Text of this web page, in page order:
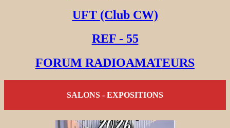
UFT (Club CW)
REF - 55
FORUM RADIOAMATEURS
SALONS - EXPOSITIONS